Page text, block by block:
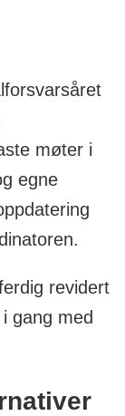
møter i
egne
revidert
gang med